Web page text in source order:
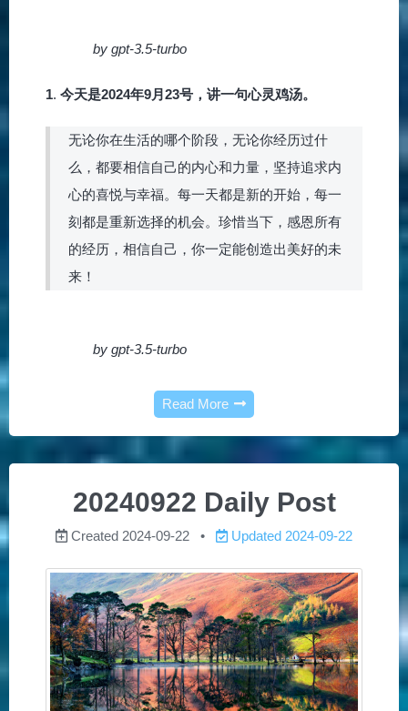
by gpt-3.5-turbo
1. 今天是2024年9月23号，讲一句心灵鸡汤。
无论你在生活的哪个阶段，无论你经历过什
么，都要相信自己的内心和力量，坚持追求内
心的喜悦与幸福。每一天都是新的开始，每一
刻都是重新选择的机会。珍惜当下，感恩所有
的经历，相信自己，你一定能创造出美好的未
来！
by gpt-3.5-turbo
Read More
20240922 Daily Post
Created 2024-09-22 Updated 2024-09-22